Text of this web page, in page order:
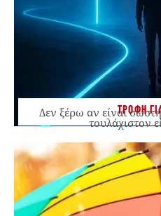
ΤΡΟΦΗ
Δεν ξέρω αν είναι
τουλάχιστον